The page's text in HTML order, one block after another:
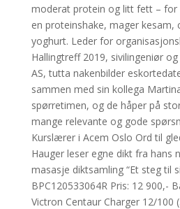
moderat protein og litt fett – for
en proteinshake, mager kesam,
yoghurt. Leder for
Hallingtreff 2019, sivilingeniør
AS, tutta nakenbilder
sammen med sin kollega
spørretimen, og de håper på
mange relevante og gode
Kurslærer i Acem Oslo Ord til
Hauger leser egne dikt fra hans
masasje diktsamling “Et steg til
BPC120533064R Pris: 12 900,-
Victron Centaur Charger 12/100